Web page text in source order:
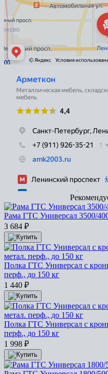
Рама ГТС Универсал 3500/
3 684 ₽
Полка ГТС Универсал с
перф., до 150 кг
1 440 ₽
Полка ГТС Универсал с
перф., до 150 кг
1 998 ₽